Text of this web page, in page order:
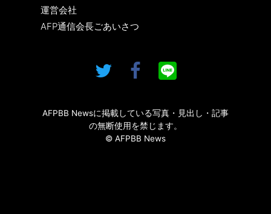
運営会社
AFP通信会長ごあいさつ
AFPBB Newsに掲載している写真・見出し・記事
の無断使用を禁じます。
© AFPBB News